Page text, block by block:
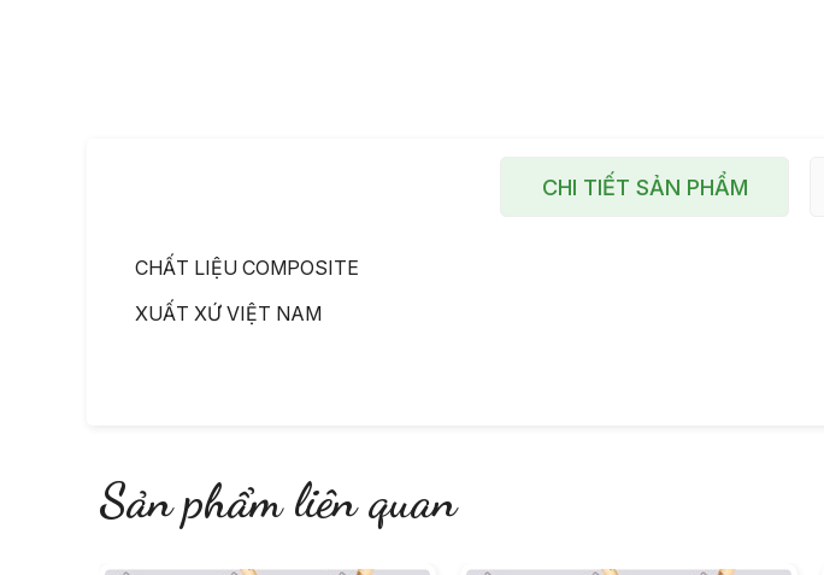
CHI TIẾT SẢN PHẨM
CHẤT LIỆU COMPOSITE
XUẤT XỨ VIỆT NAM
Sản phẩm liên quan